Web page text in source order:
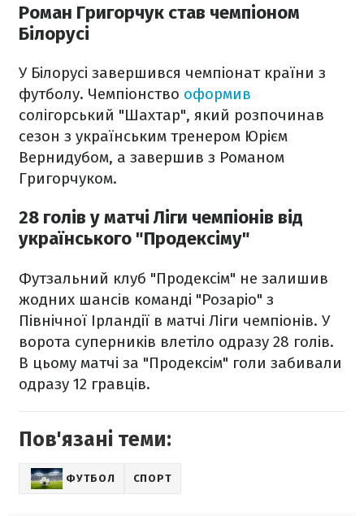
Роман Григорчук став чемпіоном
Білорусі
У Білорусі завершився чемпіонат країни з
футболу. Чемпіонство оформив
солігорський "Шахтар", який розпочинав
сезон з українським тренером Юрієм
Вернидубом, а завершив з Романом
Григорчуком.
28 голів у матчі Ліги чемпіонів від
українського "Продексіму"
Футзальний клуб "Продексім" не залишив
жодних шансів команді "Розаріо" з
Північної Ірландії в матчі Ліги чемпіонів. У
ворота суперників влетіло одразу 28 голів.
В цьому матчі за "Продексім" голи забивали
одразу 12 гравців.
Пов'язані теми:
ФУТБОЛ СПОРТ